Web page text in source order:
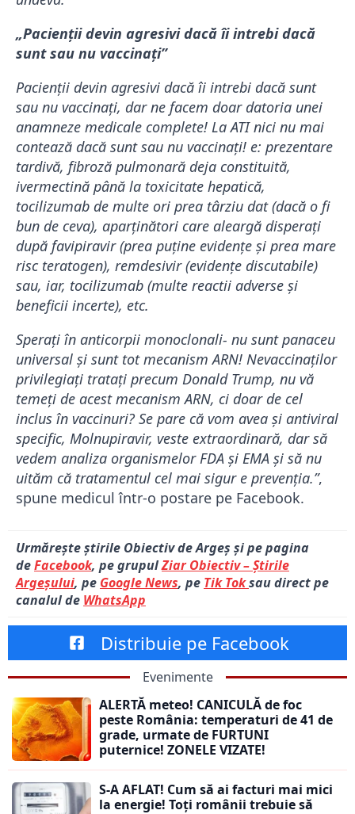
„Pacienții devin agresivi dacă îi intrebi dacă
sunt sau nu vaccinați”
Pacienții devin agresivi dacă îi intrebi dacă sunt
sau nu vaccinați, dar ne facem doar datoria unei
anamneze medicale complete! La ATI nici nu mai
contează dacă sunt sau nu vaccinați! e: prezentare
tardivă, fibroză pulmonară deja constituită,
ivermectină până la toxicitate hepatică,
tocilizumab de multe ori prea târziu dat (dacă o fi
bun de ceva), aparținători care aleargă disperați
după favipiravir (prea puține evidențe și prea mare
risc teratogen), remdesivir (evidențe discutabile)
sau, iar, tocilizumab (multe reactii adverse și
beneficii incerte), etc.
Sperați în anticorpii monoclonali- nu sunt panaceu
universal și sunt tot mecanism ARN! Nevaccinaților
privilegiați tratați precum Donald Trump, nu vă
temeți de acest mecanism ARN, ci doar de cel
inclus în vaccinuri? Se pare că vom avea și antiviral
specific, Molnupiravir, veste extraordinară, dar să
vedem analiza organismelor FDA și EMA și să nu
uităm că tratamentul cel mai sigur e prevenția.”,
spune medicul într-o postare pe Facebook.
Urmărește știrile Obiectiv de Argeș și pe pagina
deFacebook, pe grupulZiar Obiectiv – Știrile
Argeșului, pe Google News, pe Tik Toksau direct pe
canalul de WhatsApp
Distribuie pe Facebook
Evenimente
ALERTĂ meteo! CANICULĂ de foc
peste România: temperaturi de 41 de
grade, urmate de FURTUNI
puternice! ZONELE VIZATE!
S-A AFLAT! Cum să ai facturi mai mici
la energie! Toți românii trebuie să